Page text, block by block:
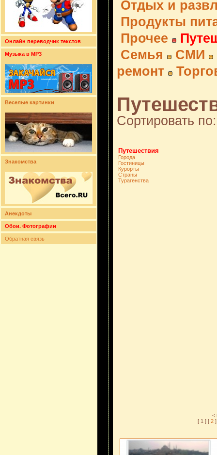
Онлайн переводчик текстов
Музыка в MP3
Веселые картинки
Знакомства
Анекдоты
Обои. Фотографии
Обратная связь
Отдых и
Продукты
Прочее
Семья
СМИ
ремонт
Сортировать
Путешествия
Города
Гостиницы
Курорты
Страны
Турагенства
<
[ 1 ] [ 2